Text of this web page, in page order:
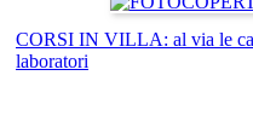
CORSI IN VILLA: al via le
laboratori